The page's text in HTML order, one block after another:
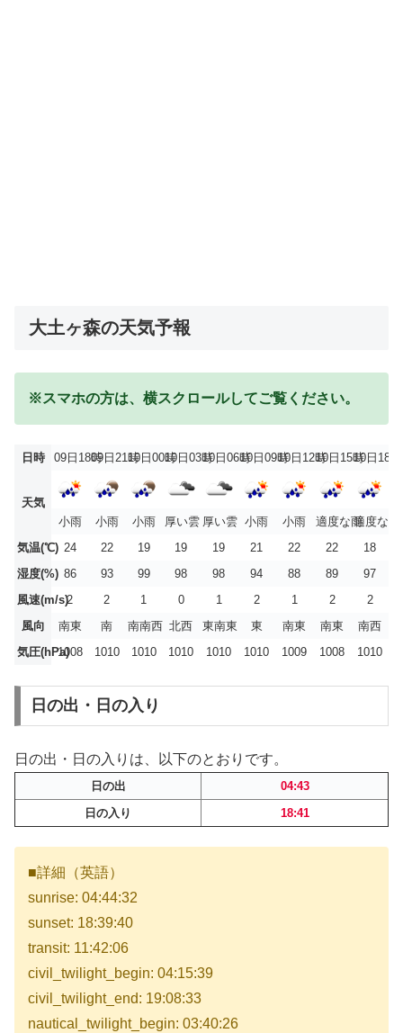
大土ヶ森の天気予報
※スマホの方は、横スクロールしてご覧ください。
日時 09日18時09日21時10日00時10日03時10日06時10日09時10日12時10日15時10日18時
天気
小雨
小雨 小雨 厚い雲 厚い雲 小雨 小雨 適度な雨適度な雨
気温(℃) 24 22 19 19 19 21 22 22
18
湿度(%) 86 93 99 98 98 94 88 89
97
風速(m/s)2 2 1 0 1 2 1 2
2
風向
南東 南 南南西 北西 東南東 東 南東 南東
南西
気圧(hPa)1008 1010 1010 1010 1010 1010 1009 1008 1010
日の出・日の入り
日の出・日の入りは、以下のとおりです。
日の出
04:43
日の入り
18:41
■詳細（英語）
sunrise: 04:44:32
sunset: 18:39:40
transit: 11:42:06
civil_twilight_begin: 04:15:39
civil_twilight_end: 19:08:33
nautical_twilight_begin: 03:40:26